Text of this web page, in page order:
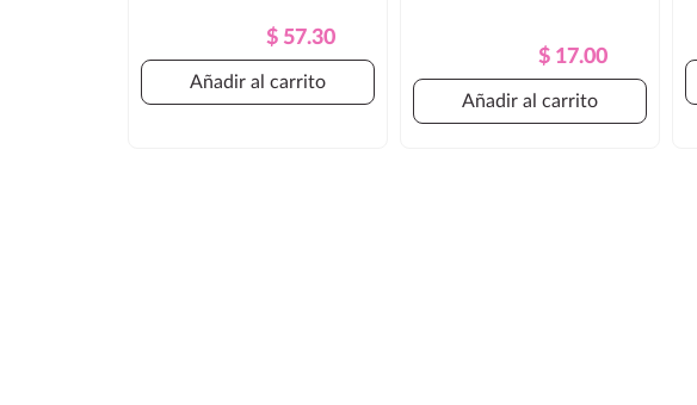
Precio
Regular
Precio
$ 57.30
Añadir al carrito
Precio
Regular
Precio
$ 17.00
Añadir al carrito